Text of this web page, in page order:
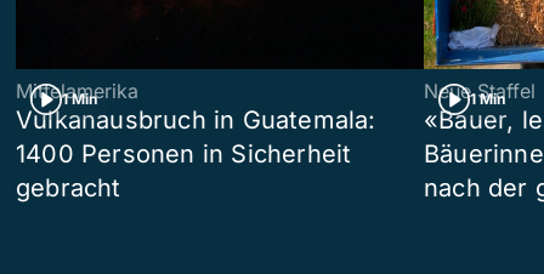
1 Min
Mittelamerika
Vulkanausbruch in Guatemala:
1400 Personen in Sicherheit
gebracht
1 Min
Neue Staffel
«Bauer,
nach der